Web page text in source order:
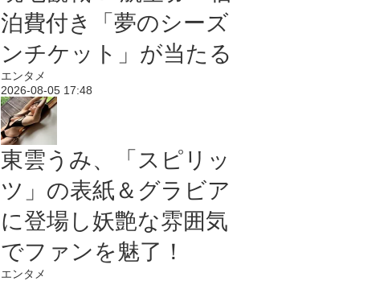
泊費付き「夢のシーズ
ンチケット」が当たる
エンタメ
2026-08-05 17:48
東雲うみ、「スピリッ
ツ」の表紙＆グラビア
に登場し妖艶な雰囲気
でファンを魅了！
エンタメ